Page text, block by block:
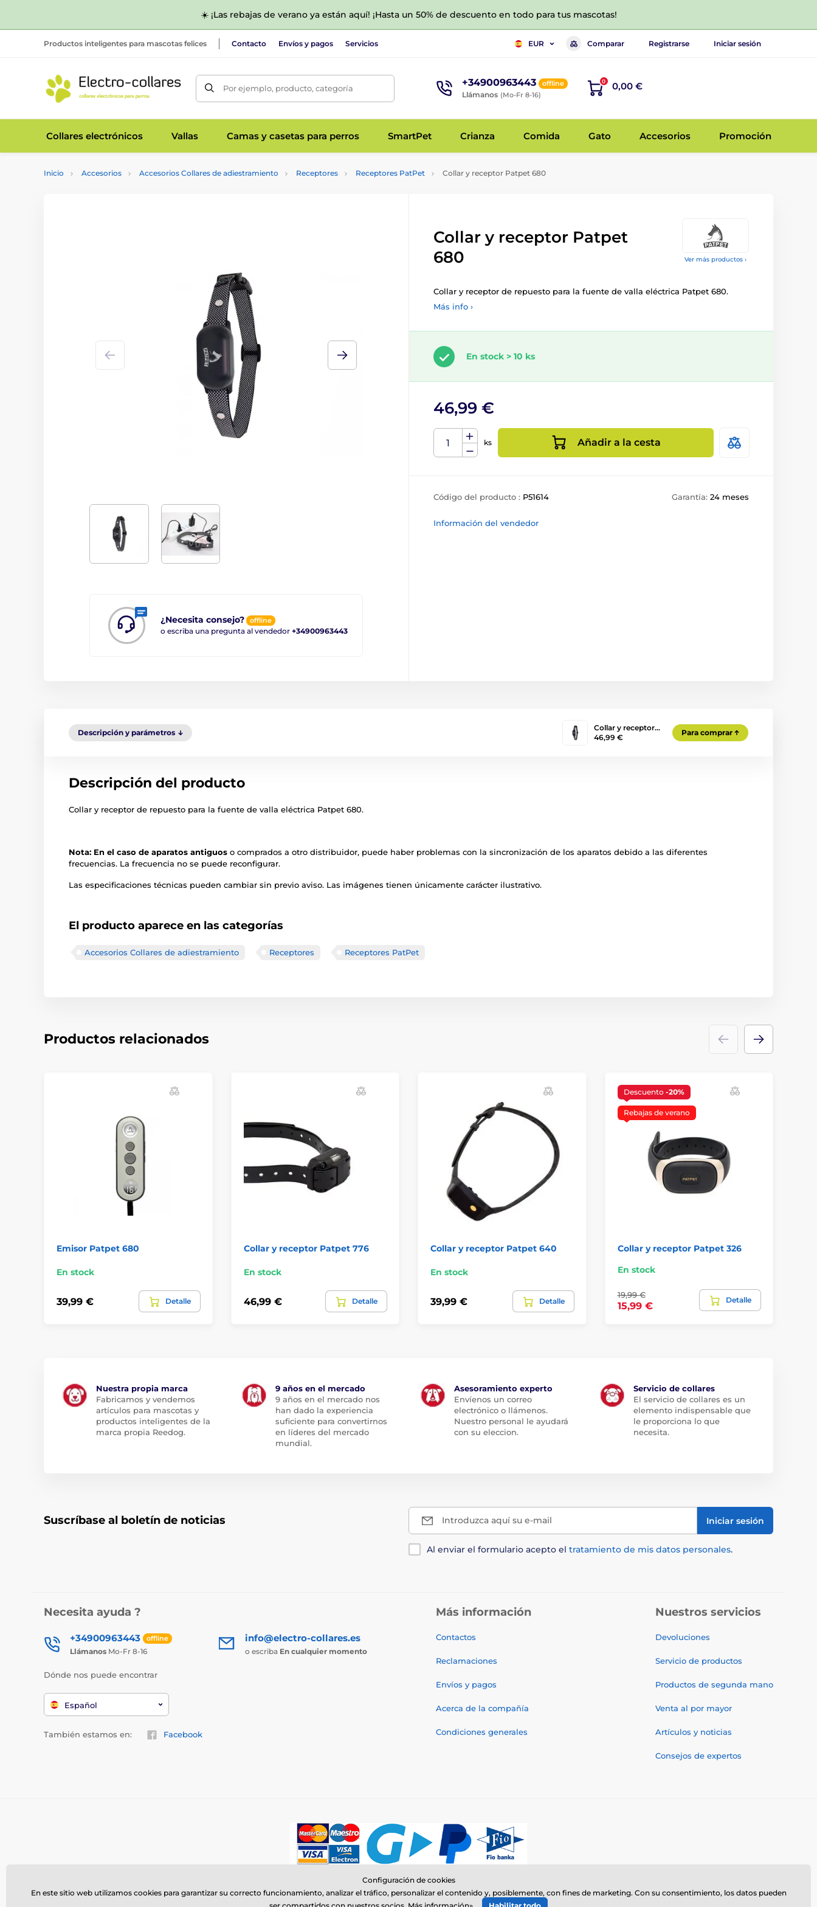
☀️ ¡Las rebajas de verano ya están aquí! ¡Hasta un 50% de descuento en todo para tus mascotas!
Productos inteligentes para mascotas felices Contacto Envíos y pagos Servicios EUR Comparar Registrarse Iniciar sesión
Por ejemplo, producto, categoría +34900963443 offline
Llámanos (Mo-Fr 8-16)
0 0,00 €
Collares electrónicos Vallas Camas y casetas para perros SmartPet Crianza Comida Gato Accesorios Promoción
Inicio Accesorios Accesorios Collares de adiestramiento Receptores Receptores PatPet Collar y receptor Patpet 680
Ver más productos ›
¿Necesita consejo? offline
o escriba una pregunta al vendedor +34900963443
Collar y receptor Patpet
680
Collar y receptor de repuesto para la fuente de valla eléctrica Patpet 680.
Más info ›
En stock > 10 ks
46,99 €
ks Añadir a la cesta
Código del producto : P51614 Garantía: 24 meses
Información del vendedor
Descripción y parámetros
Collar y receptor…
46,99 €
Para comprar
Descripción del producto
Collar y receptor de repuesto para la fuente de valla eléctrica Patpet 680.
Nota: En el caso de aparatos antiguos o comprados a otro distribuidor, puede haber problemas con la sincronización de los aparatos debido a las diferentes
frecuencias. La frecuencia no se puede reconfigurar.
Las especificaciones técnicas pueden cambiar sin previo aviso. Las imágenes tienen únicamente carácter ilustrativo.
El producto aparece en las categorías
Accesorios Collares de adiestramiento Receptores Receptores PatPet
Productos relacionados
Emisor Patpet 680
En stock
39,99 € Detalle
Collar y receptor Patpet 776
En stock
46,99 € Detalle
Collar y receptor Patpet 640
En stock
39,99 € Detalle
Descuento -20%
Rebajas de verano
Collar y receptor Patpet 326
En stock
19,99 €
15,99 €
Detalle
Nuestra propia marca
Fabricamos y vendemos
artículos para mascotas y
productos inteligentes de la
marca propia Reedog.
9 años en el mercado
9 años en el mercado nos
han dado la experiencia
suficiente para convertirnos
en líderes del mercado
mundial.
Asesoramiento experto
Envíenos un correo
electrónico o llámenos.
Nuestro personal le ayudará
con su eleccion.
Servicio de collares
El servicio de collares es un
elemento indispensable que
le proporciona lo que
necesita.
Suscríbase al boletín de noticias Introduzca aquí su e-mail Iniciar sesión
Al enviar el formulario acepto el tratamiento de mis datos personales.
Necesita ayuda ?
+34900963443 offline
Llámanos Mo-Fr 8-16
info@electro-collares.es
o escriba En cualquier momento
Dónde nos puede encontrar
Español
También estamos en: Facebook
Más información
Contactos
Reclamaciones
Envíos y pagos
Acerca de la compañía
Condiciones generales
Nuestros servicios
Devoluciones
Servicio de productos
Productos de segunda mano
Venta al por mayor
Artículos y noticias
Consejos de expertos
© 2026 www.electro-collares.es ⦁ Tienda electrónica creada por
Configuración de cookies
En este sitio web utilizamos cookies para garantizar su correcto funcionamiento, analizar el tráfico, personalizar el contenido y, posiblemente, con fines de marketing. Con su consentimiento, los datos pueden